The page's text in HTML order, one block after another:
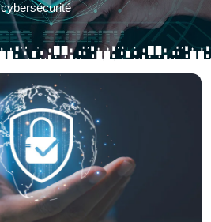
cybersécurité